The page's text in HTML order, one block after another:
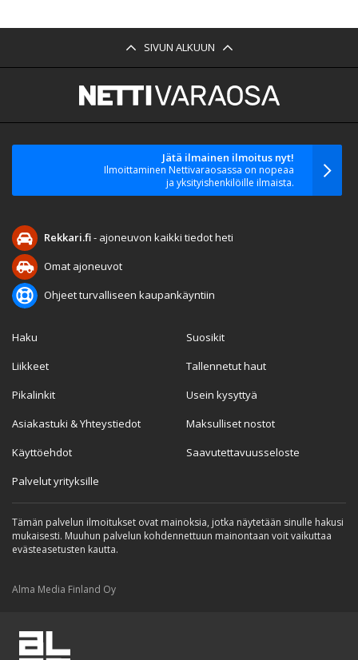
SIVUN ALKUUN
Jätä ilmainen ilmoitus nyt!
Ilmoittaminen Nettivaraosassa on nopeaa
ja yksityishenkilöille ilmaista.
Rekkari.fi- ajoneuvon kaikki tiedot heti
Omat ajoneuvot
Ohjeet turvalliseen kaupankäyntiin
Haku
Liikkeet
Pikalinkit
Asiakastuki & Yhteystiedot
Käyttöehdot
Palvelut yrityksille
Suosikit
Tallennetut haut
Usein kysyttyä
Maksulliset nostot
Saavutettavuusseloste
Tämän palvelun ilmoitukset ovat mainoksia, jotka näytetään sinulle hakusi
mukaisesti. Muuhun palvelun kohdennettuun mainontaan voit vaikuttaa
evästeasetusten kautta.
Alma Media Finland Oy